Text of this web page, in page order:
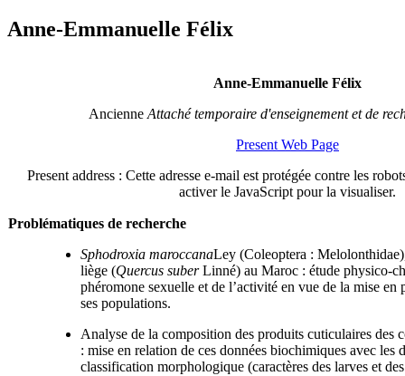
Anne-Emmanuelle Félix
Anne-Emmanuelle Félix
Ancienne Attaché temporaire d'enseignement et de
Present Web Page
Present address : Cette adresse e-mail est protégée contre les
activer le JavaScript pour la visualiser.
Problématiques de recherche
Sphodroxia maroccanaLey (Coleoptera :
liège (Quercus suberLinné) au Maroc : étude physico-
phéromone sexuelle et de l’activité en vue de la mise en
ses populations.
Analyse de la composition des produits cuticulaires des
: mise en relation de ces données biochimiques avec les
classification morphologique (caractères des larves et